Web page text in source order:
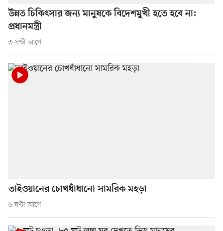
উন্নত চিকিৎসার জন্য মানুষকে বিদেশমুখী হতে হবে না:
প্রধানমন্ত্রী
৩ ঘণ্টা আগে
তাইওয়ানের চোখধাঁধানো সামরিক মহড়া
৬ ঘণ্টা আগে